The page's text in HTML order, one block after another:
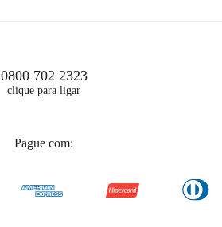
0800 702 2323
clique para ligar
Pague com: